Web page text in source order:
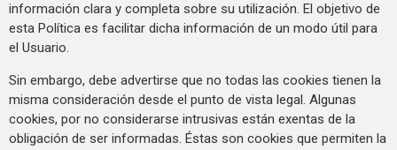
información clara y completa sobre su utilización. El objetivo de
esta Política es facilitar dicha información de un modo útil para
el Usuario.
Sin embargo, debe advertirse que no todas las cookies tienen la
misma consideración desde el punto de vista legal. Algunas
cookies, por no considerarse intrusivas están exentas de la
obligación de ser informadas. Éstas son cookies que permiten la